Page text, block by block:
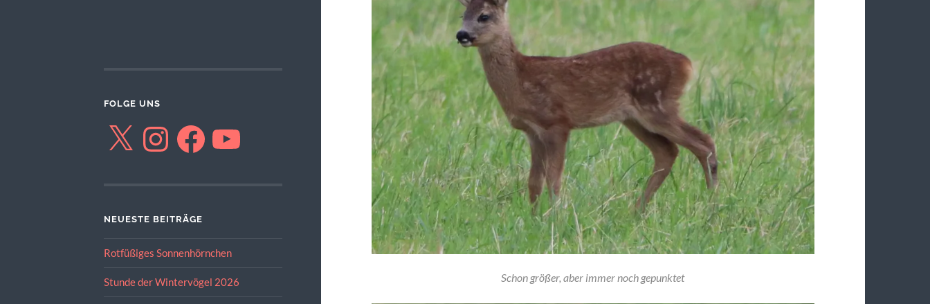
FOLGE UNS
X InstagramFacebookYouTube
NEUESTE BEITRÄGE
Rotfüßiges Sonnenhörnchen
Stunde der Wintervögel 2026 Schon größer, aber immer noch gepunktet